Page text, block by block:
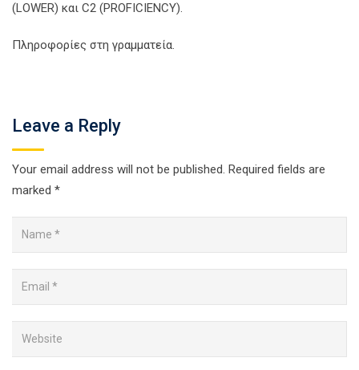
(LOWER) και C2 (PROFICIENCY).
Πληροφορίες στη γραμματεία.
Leave a Reply
Your email address will not be published. Required fields are
marked *